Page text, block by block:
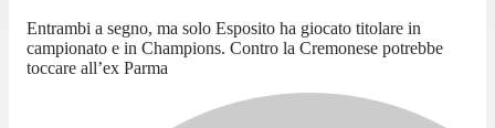
Entrambi a segno, ma solo Esposito ha giocato titolare in
campionato e in Champions. Contro la Cremonese potrebbe
toccare all’ex Parma